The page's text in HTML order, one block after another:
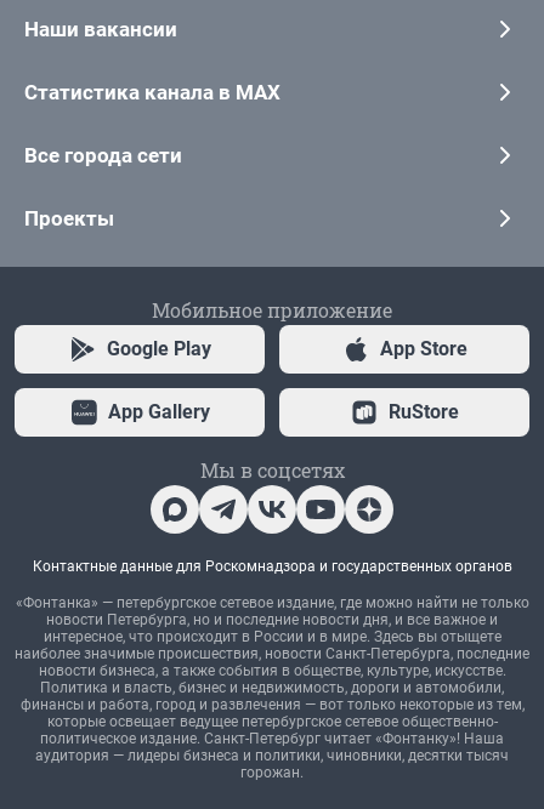
Наши вакансии
Статистика канала в MAX
Все города сети
Проекты
Мобильное приложение
Google Play App Store
App Gallery RuStore
Мы в соцсетях
Контактные данные для Роскомнадзора и государственных органов
«Фонтанка» — петербургское сетевое издание, где можно найти не только
новости Петербурга, но и последние новости дня, и все важное и
интересное, что происходит в России и в мире. Здесь вы отыщете
наиболее значимые происшествия, новости Санкт-Петербурга, последние
новости бизнеса, а также события в обществе, культуре, искусстве.
Политика и власть, бизнес и недвижимость, дороги и автомобили,
финансы и работа, город и развлечения — вот только некоторые из тем,
которые освещает ведущее петербургское сетевое общественно-
политическое издание. Санкт-Петербург читает «Фонтанку»! Наша
аудитория — лидеры бизнеса и политики, чиновники, десятки тысяч
горожан.